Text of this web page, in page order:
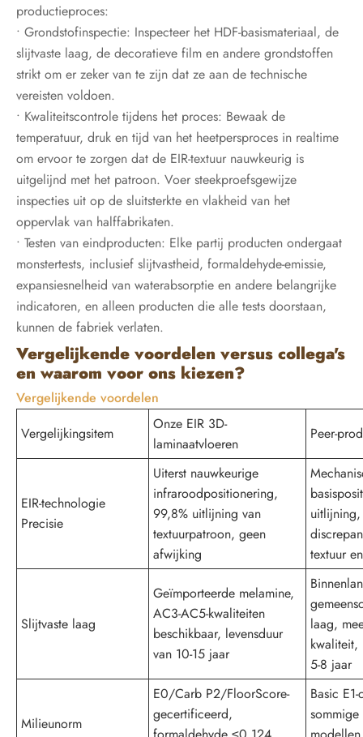
productieproces:
• Grondstofinspectie: Inspecteer het HDF-basismateriaal, de
slijtvaste laag, de decoratieve film en andere grondstoffen
strikt om er zeker van te zijn dat ze aan de technische
vereisten voldoen.
• Kwaliteitscontrole tijdens het proces: Bewaak de
temperatuur, druk en tijd van het heetpersproces in realtime
om ervoor te zorgen dat de EIR-textuur nauwkeurig is
uitgelijnd met het patroon. Voer steekproefsgewijze
inspecties uit op de sluitsterkte en vlakheid van het
oppervlak van halffabrikaten.
• Testen van eindproducten: Elke partij producten ondergaat
monstertests, inclusief slijtvastheid, formaldehyde-emissie,
expansiesnelheid van waterabsorptie en andere belangrijke
indicatoren, en alleen producten die alle tests doorstaan,
kunnen de fabriek verlaten.
Vergelijkende voordelen versus collega's
en waarom voor ons kiezen?
Vergelijkende voordelen
Vergelijkingsitem
Onze EIR 3D-
laminaatvloeren
Peer-
EIR-technologie
Precisie
Uiterst nauwkeurige
infraroodpositionering,
99,8% uitlijning van
textuurpatroon, geen
afwijking
textuur
Slijtvaste laag
Geïmporteerde melamine,
AC3-AC5-kwaliteiten
beschikbaar, levensduur
van 10-15 jaar
laag,
kwaliteit,
5-8 jaar
Milieunorm
E0/Carb P2/FloorScore-
gecertificeerd,
Basic